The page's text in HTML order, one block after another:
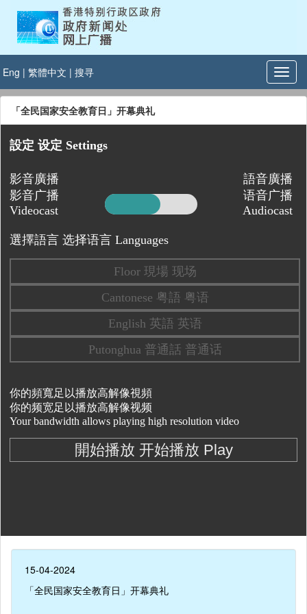
Eng | 繁體中文 | 搜寻
「全民国家安全教育日」开幕典礼
15-04-2024
「全民国家安全教育日」开幕典礼